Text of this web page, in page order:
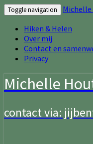
Toggle navigation
Hiken & Helen
Over mij
Contact en
Privacy
Michelle
contact via: